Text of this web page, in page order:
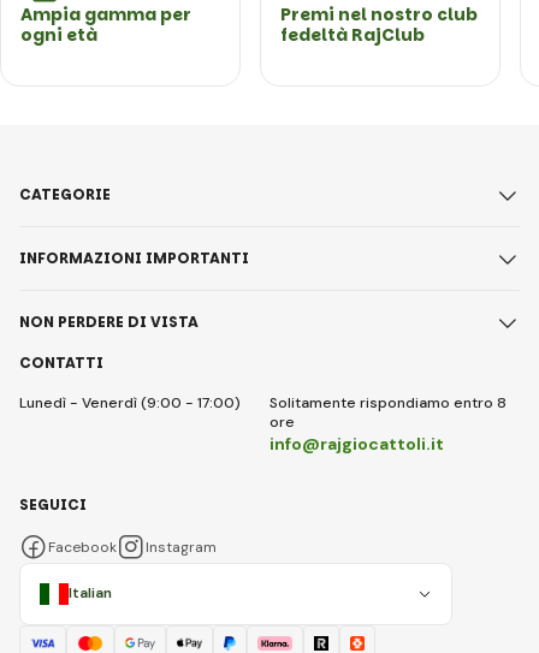
Ampia gamma per
ogni età
Premi nel nostro club
fedeltà RajClub
CONTATTI
Lunedì - Venerdì (9:00 - 17:00)
Solitamente rispondiamo entro 8
ore
info@rajgiocattoli.it
CATEGORIE
INFORMAZIONI IMPORTANTI
NON PERDERE DI VISTA
Italian
SEGUICI
Facebook Instagram